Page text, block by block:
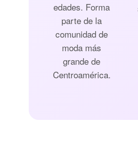
edades. Forma
parte de la
comunidad de
moda más
grande de
Centroamérica.